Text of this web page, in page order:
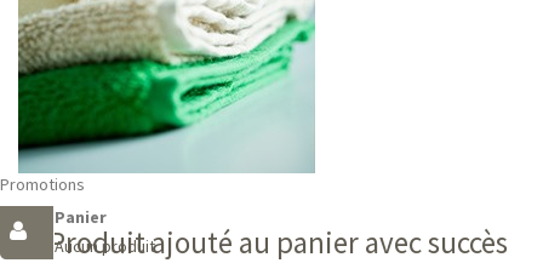
Promotions
Panier
Aucun produit
Produit ajouté au panier avec succès